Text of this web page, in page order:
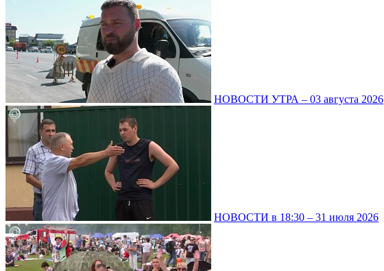
НОВОСТИ УТРА – 03 августа 2026
НОВОСТИ в 18:30 – 31 июля 2026